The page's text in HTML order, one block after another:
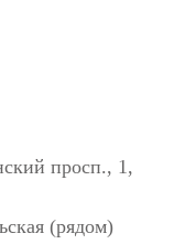
просп., 1,
(рядом)